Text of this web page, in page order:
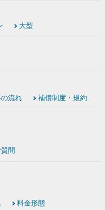
大型
流れ 補償制度・規約
問
料金形態